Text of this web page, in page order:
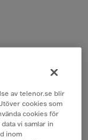
av telenor.se blir
cookies som
cookies för
vi samlar in
inom